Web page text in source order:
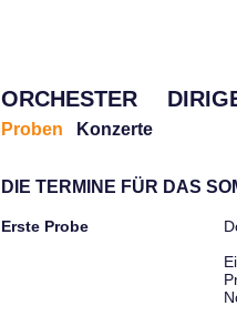
ORCHESTER
Proben Konzerte
DIE TERMINE FÜR DAS
Erste Probe